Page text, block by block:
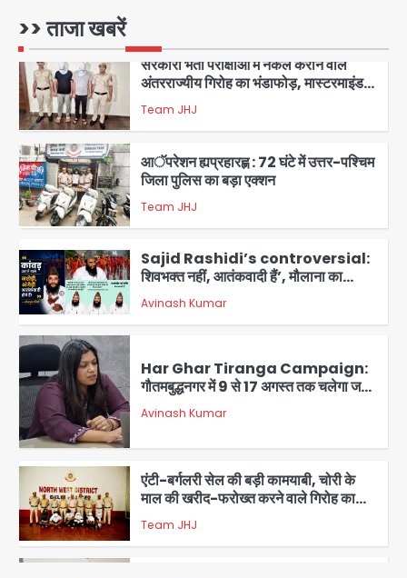
>> ताजा खबरें
4
आॅपरेशन ह्यप्रहारह्ण : 72 घंटे में उत्तर-पश्चिम
जिला पुलिस का बड़ा एक्शन
Team JHJ
5
शिवभक्त नहीं, आतंकवादी हैं’, मौलाना का
कांवड़ियों पर विवादित बयान, BJP विधायक ने
कराई FIR, NSA की मांग
Avinash Kumar
1
Har Ghar Tiranga Campaign:
गौतमबुद्धनगर में 9 से 17 अगस्त तक चलेगा जन-
जागरूकता महाअभियान, डीएम ने की समीक्षा
बैठक
2
एंटी-बर्गलरी सेल की बड़ी कामयाबी, चोरी के
माल की खरीद-फरोख्त करने वाले गिरोह का
भंडाफोड़
Team JHJ
3
अंतरराज्यीय गिरोह का भंडाफोड़, मास्टरमाइंड
समेत 7 गिरफ्तार
Team JHJ